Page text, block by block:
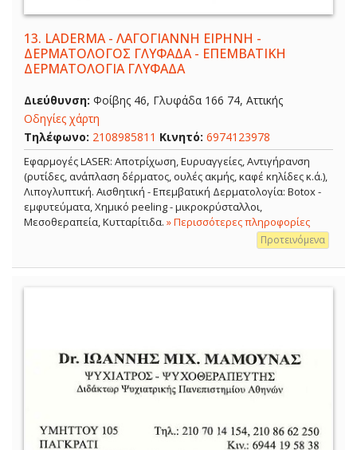
13. LADERMA - ΛΑΓΟΓΙΑΝΝΗ ΕΙΡΗΝΗ -
ΔΕΡΜΑΤΟΛΟΓΟΣ ΓΛΥΦΑΔΑ - ΕΠΕΜΒΑΤΙΚΗ
ΔΕΡΜΑΤΟΛΟΓΙΑ ΓΛΥΦΑΔΑ
Διεύθυνση: Φοίβης 46, Γλυφάδα 166 74, Αττικής
Οδηγίες χάρτη
Τηλέφωνο: 2108985811 Κινητό: 6974123978
Εφαρμογές LASER: Αποτρίχωση, Ευρυαγγείες, Αντιγήρανση
(ρυτίδες, ανάπλαση δέρματος, ουλές ακμής, καφέ κηλίδες κ.ά.),
Λιπογλυπτική. Αισθητική - Επεμβατική Δερματολογία: Botox -
εμφυτεύματα, Χημικό peeling - μικροκρύσταλλοι,
Μεσοθεραπεία, Κυτταρίτιδα. » Περισσότερες πληροφορίες
Προτεινόμενα